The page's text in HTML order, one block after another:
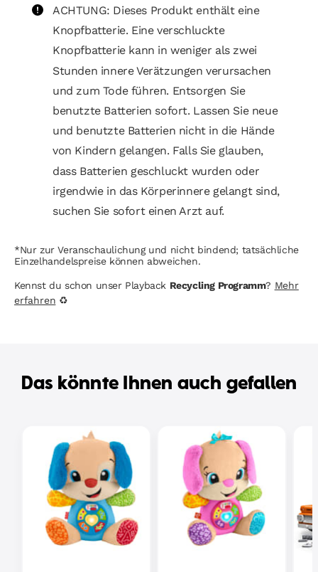
ACHTUNG: Dieses Produkt enthält eine
Knopfbatterie. Eine verschluckte
Knopfbatterie kann in weniger als zwei
Stunden innere Verätzungen verursachen
und zum Tode führen. Entsorgen Sie
benutzte Batterien sofort. Lassen Sie neue
und benutzte Batterien nicht in die Hände
von Kindern gelangen. Falls Sie glauben,
dass Batterien geschluckt wurden oder
irgendwie in das Körperinnere gelangt sind,
suchen Sie sofort einen Arzt auf.
*Nur zur Veranschaulichung und nicht bindend; tatsächliche
Einzelhandelspreise können abweichen.
Kennst du schon unser Playback Recycling Programm? Mehr
erfahren ♻
Das könnte Ihnen auch gefallen